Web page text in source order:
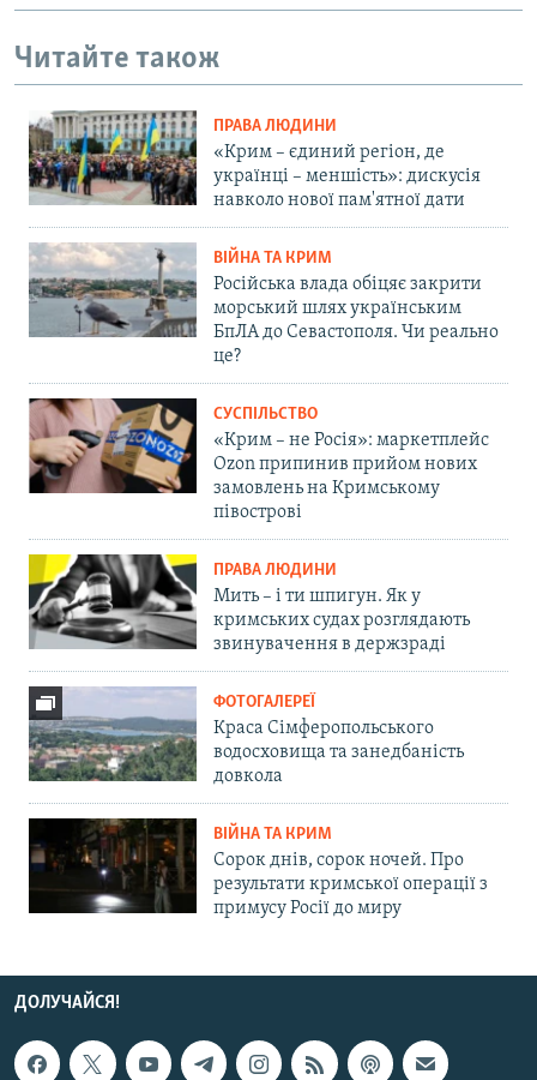
Читайте також
ПРАВА ЛЮДИНИ
«Крим – єдиний регіон, де
українці – меншість»: дискусія
навколо нової пам'ятної дати
ВІЙНА ТА КРИМ
Російська влада обіцяє закрити
морський шлях українським
БпЛА до Севастополя. Чи реально
це?
СУСПІЛЬСТВО
«Крим – не Росія»: маркетплейс
Ozon припинив прийом нових
замовлень на Кримському
півострові
ПРАВА ЛЮДИНИ
Мить – і ти шпигун. Як у
кримських судах розглядають
звинувачення в держзраді
ФОТОГАЛЕРЕЇ
Краса Сімферопольського
водосховища та занедбаність
довкола
ВІЙНА ТА КРИМ
Сорок днів, сорок ночей. Про
результати кримської операції з
примусу Росії до миру
ДОЛУЧАЙСЯ!